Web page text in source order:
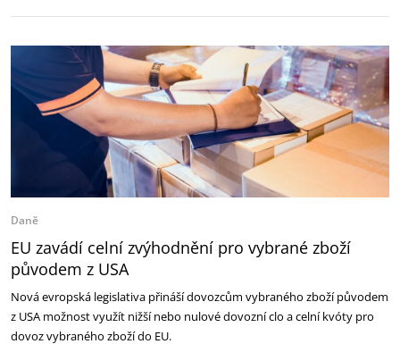
Daně
EU zavádí celní zvýhodnění pro vybrané zboží
původem z USA
Nová evropská legislativa přináší dovozcům vybraného zboží původem
z USA možnost využít nižší nebo nulové dovozní clo a celní kvóty pro
dovoz vybraného zboží do EU.